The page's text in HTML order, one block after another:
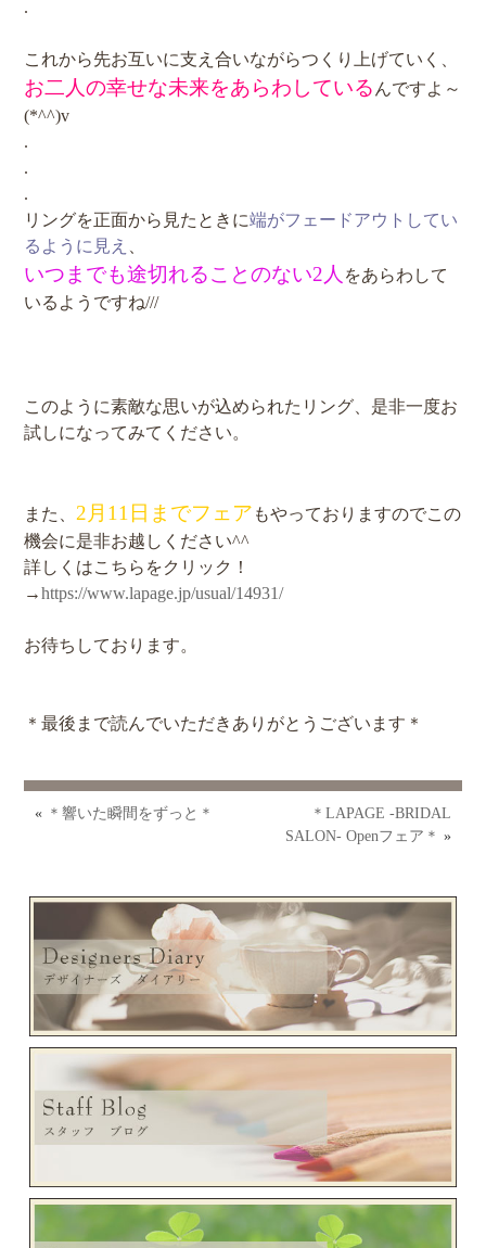
.
これから先お互いに支え合いながらつくり上げていく、
お二人の幸せな未来をあらわしている んですよ～
(*^^)v
.
.
.
リングを正面から見たときに端がフェードアウトしてい
るように見え
いつまでも途切れることのない2人 をあらわして
いるようですね///
このように素敵な思いが込められたリング、是非一度お
試しになってみてください。
また、 2月11日までフェア もやっておりますのでこの
機会に是非お越しください^^
詳しくはこちらをクリック！
→https://www.lapage.jp/usual/14931/
お待ちしております。
＊最後まで読んでいただきありがとうございます＊
« ＊響いた瞬間をずっと＊
＊LAPAGE -BRIDAL
SALON- Openフェア＊ »